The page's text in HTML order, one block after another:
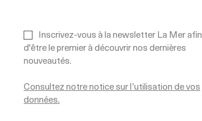
Inscrivez-vous à la newsletter La Mer afin
d'être le premier à découvrir nos dernières
nouveautés.
Consultez notre notice sur l’utilisation de vos
données.